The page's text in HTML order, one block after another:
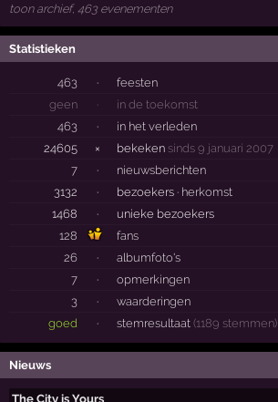
toon archief, 463 evenementen
Statistieken
463 ·
feesten
geen
·
in de toekomst
463
·
in het verleden
24605
× bekeken sinds 9 januari 2007
7
·
nieuwsberichten
3132
· bezoekers · herkomst
1468
·
unieke bezoekers
128
fans
26
·
albumfoto's
7
·
opmerkingen
3
·
waarderingen
goed
· stemresultaat (1189 stemmen)
Nieuws
The City is Yours